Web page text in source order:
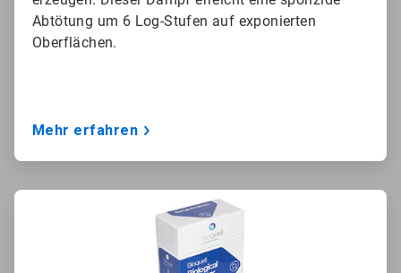
Abtötung um 6 Log-Stufen auf exponierten
Oberflächen.
Mehr erfahren
ArticleTile